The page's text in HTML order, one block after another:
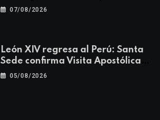
Ordinario | Mateo 14, 22-23
07/08/2026
León XIV regresa al Perú: Santa
Sede confirma Visita Apostólica
del 11 al 17 de noviembre
05/08/2026